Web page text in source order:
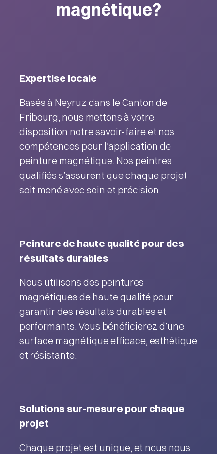
magnétique?
Expertise locale
Basés à Neyruz dans le Canton de
Fribourg, nous mettons à votre
disposition notre savoir-faire et nos
compétences pour l’application de
peinture magnétique. Nos peintres
qualifiés s’assurent que chaque projet
soit mené avec soin et précision.
Peinture de haute qualité pour des
résultats durables
Nous utilisons des peintures
magnétiques de haute qualité pour
garantir des résultats durables et
performants. Vous bénéficierez d’une
surface magnétique efficace, esthétique
et résistante.
Solutions sur-mesure pour chaque
projet
Chaque projet est unique, et nous nous